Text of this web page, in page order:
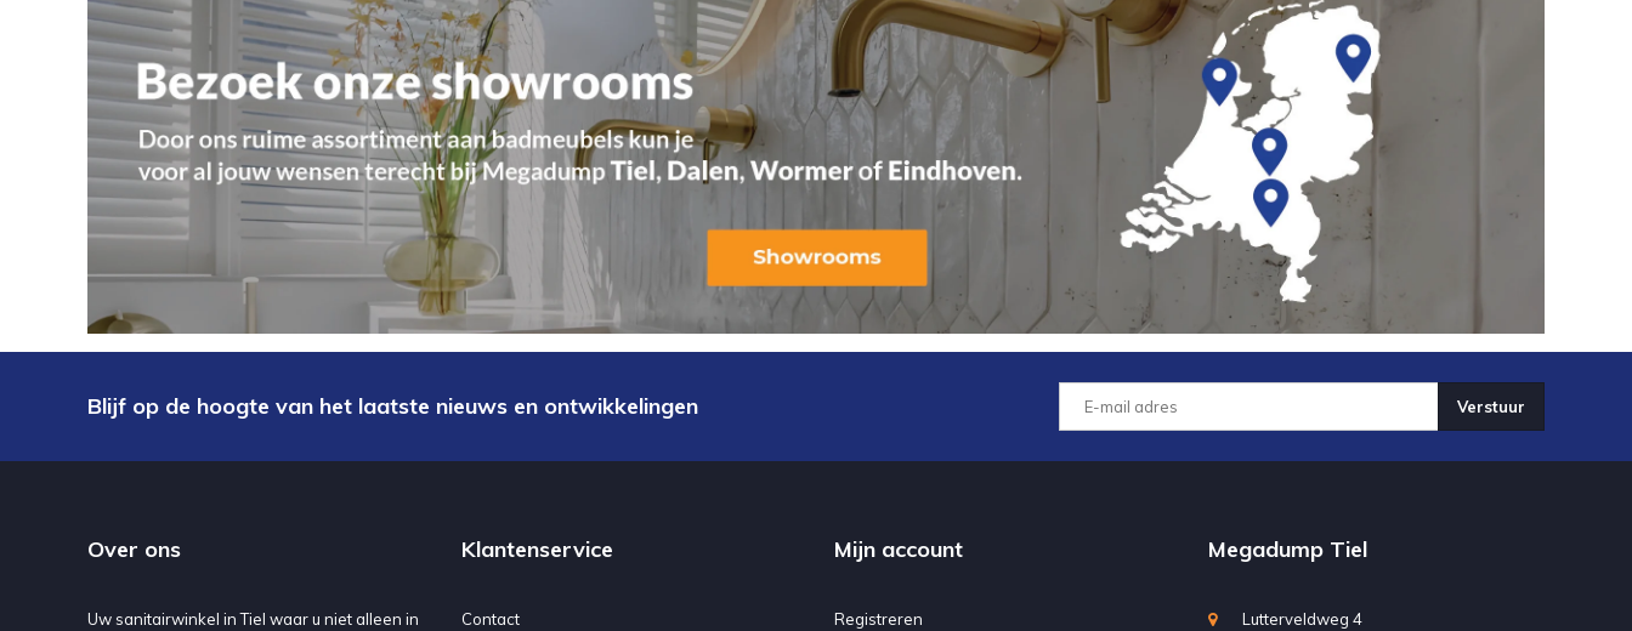
Blijf op de hoogte van het laatste nieuws en ontwikkelingen Verstuur
Over ons
Uw sanitairwinkel in Tiel waar u niet alleen in
Klantenservice
Contact
Mijn account
Registreren
Megadump Tiel
Lutterveldweg 4